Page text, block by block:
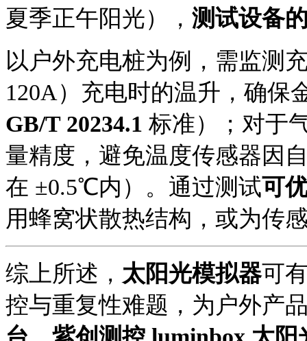
夏季正午阳光）， 测试设备
以户外充电桩为例，需监测
120A）充电时的温升，确保
GB/T 20234.1 标准）；对于
量精度，避免温度传感器因
在 ±0.5℃内）。通过测试可
用蜂窝状散热结构，或为传
综上所述， 太阳光模拟器可
控与重复性难题，为户外产